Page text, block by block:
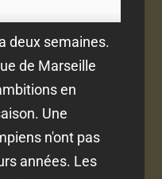
deux semaines.
de Marseille
en
Une
n'ont pas
années. Les